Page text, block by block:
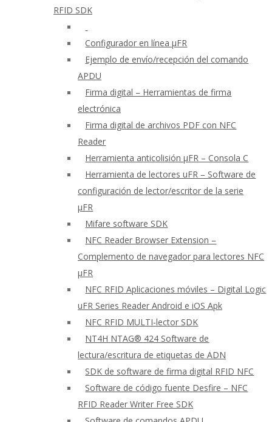
RFID SDK
Configurador en línea μFR
Ejemplo de envío/recepción del comando
APDU
Firma digital – Herramientas de firma
electrónica
Firma digital de archivos PDF con NFC
Reader
Herramienta anticolisión μFR – Consola C
Herramienta de lectores uFR – Software de
configuración de lector/escritor de la serie
μFR
Mifare software SDK
NFC Reader Browser Extension –
Complemento de navegador para lectores NFC
μFR
NFC RFID Aplicaciones móviles – Digital Logic
uFR Series Reader Android e iOS Apk
NFC RFID MULTI-lector SDK
NT4H NTAG® 424 Software de
lectura/escritura de etiquetas de ADN
SDK de software de firma digital RFID NFC
Software de código fuente Desfire – NFC
RFID Reader Writer Free SDK